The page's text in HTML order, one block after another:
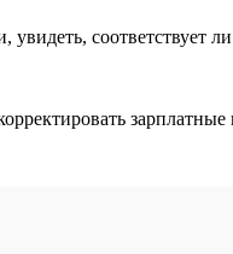
соответствует
зарплатные